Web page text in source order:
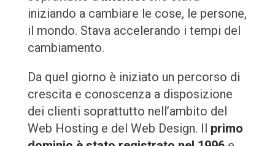
iniziando a cambiare le cose, le persone,
il mondo. Stava accelerando i tempi del
cambiamento.
Da quel giorno è iniziato un percorso di
crescita e conoscenza a disposizione
dei clienti soprattutto nell’ambito del
Web Hosting e del Web Design. Il primo